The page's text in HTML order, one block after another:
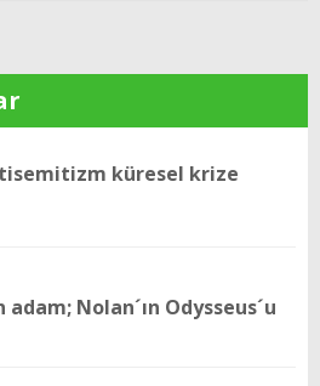
küresel krize
Nolan´ın Odysseus´u